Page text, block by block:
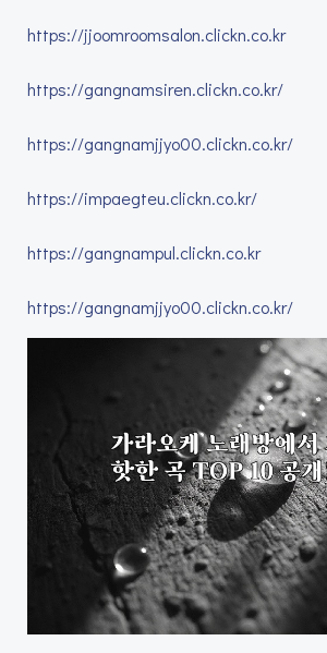
https://jjoomroomsalon.clickn.co.kr
https://gangnamsiren.clickn.co.kr/
https://gangnamjjyo00.clickn.co.kr/
https://impaegteu.clickn.co.kr/
https://gangnampul.clickn.co.kr
https://gangnamjjyo00.clickn.co.kr/